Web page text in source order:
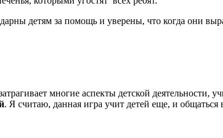
детям за помощь и уверены, что когда они
многие аспекты детской деятельности,
. Я считаю, данная игра учит детей еще, и общаться